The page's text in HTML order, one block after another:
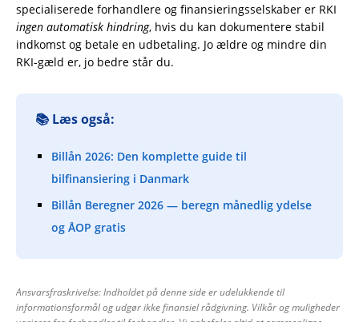
specialiserede forhandlere og finansieringsselskaber er RKI
ingen automatisk hindring, hvis du kan dokumentere stabil
indkomst og betale en udbetaling. Jo ældre og mindre din
RKI-gæld er, jo bedre står du.
📚 Læs også:
Billån 2026: Den komplette guide til
bilfinansiering i Danmark
Billån Beregner 2026 — beregn månedlig ydelse
og ÅOP gratis
Ansvarsfraskrivelse: Indholdet på denne side er udelukkende til
informationsformål og udgør ikke finansiel rådgivning. Vilkår og muligheder